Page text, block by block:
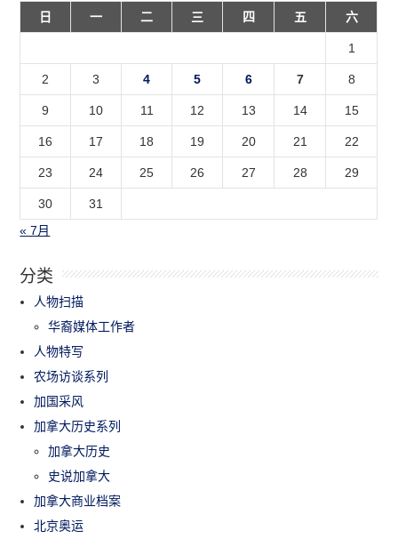
日
一 二 三 四 五 六
1
2 3 4 5 6 7 8
9 10 11 12 13 14 15
16 17 18 19 20 21 22
23 24 25 26 27 28 29
30
31
« 7月
分类
人物扫描
华裔媒体工作者
人物特写
农场访谈系列
加国采风
加拿大历史系列
加拿大历史
史说加拿大
加拿大商业档案
北京奥运